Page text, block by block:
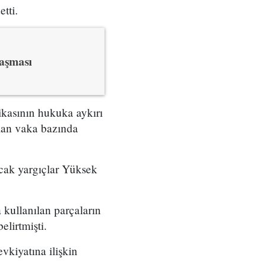
hukuka aykırı
vaka bazında
yargıçlar Yüksek
parçaların
ilişkin